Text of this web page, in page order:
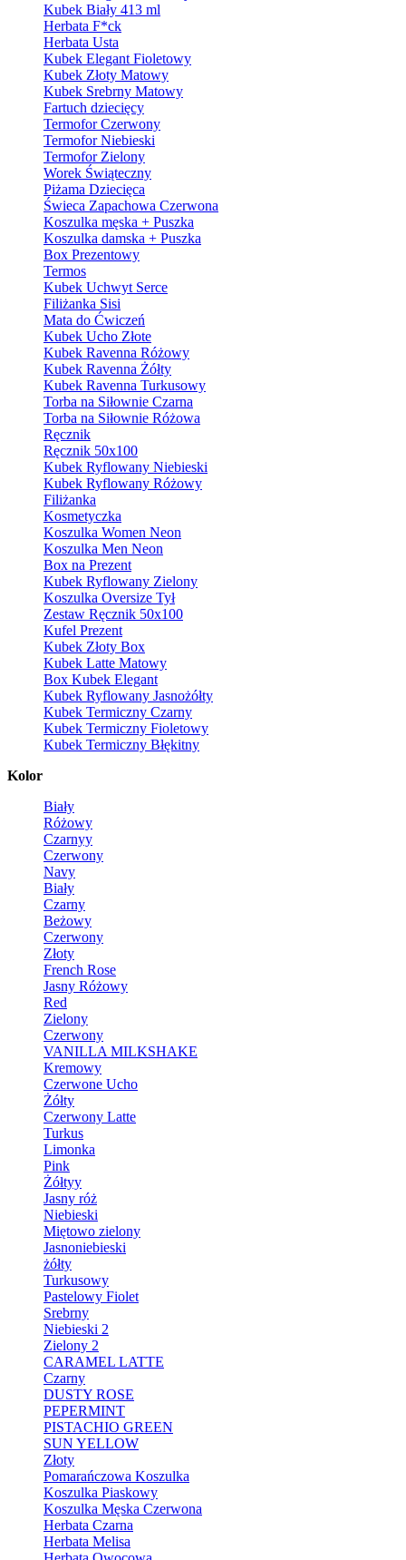
Kubek Biały 413 ml
Herbata F*ck
Herbata Usta
Kubek Elegant Fioletowy
Kubek Złoty Matowy
Kubek Srebrny Matowy
Fartuch dziecięcy
Termofor Czerwony
Termofor Niebieski
Termofor Zielony
Worek Świąteczny
Piżama Dziecięca
Świeca Zapachowa Czerwona
Koszulka męska + Puszka
Koszulka damska + Puszka
Box Prezentowy
Termos
Kubek Uchwyt Serce
Filiżanka Sisi
Mata do Ćwiczeń
Kubek Ucho Złote
Kubek Ravenna Różowy
Kubek Ravenna Żółty
Kubek Ravenna Turkusowy
Torba na Siłownie Czarna
Torba na Siłownie Różowa
Ręcznik
Ręcznik 50x100
Kubek Ryflowany Niebieski
Kubek Ryflowany Różowy
Filiżanka
Kosmetyczka
Koszulka Women Neon
Koszulka Men Neon
Box na Prezent
Kubek Ryflowany Zielony
Koszulka Oversize Tył
Zestaw Ręcznik 50x100
Kufel Prezent
Kubek Złoty Box
Kubek Latte Matowy
Box Kubek Elegant
Kubek Ryflowany Jasnożółty
Kubek Termiczny Czarny
Kubek Termiczny Fioletowy
Kubek Termiczny Błękitny
Kolor
Biały
Różowy
Czarnyy
Czerwony
Navy
Biały
Czarny
Beżowy
Czerwony
Złoty
French Rose
Jasny Różowy
Red
Zielony
Czerwony
VANILLA MILKSHAKE
Kremowy
Czerwone Ucho
Żółty
Czerwony Latte
Turkus
Limonka
Pink
Żółtyy
Jasny róż
Niebieski
Miętowo zielony
Jasnoniebieski
żółty
Turkusowy
Pastelowy Fiolet
Srebrny
Niebieski 2
Zielony 2
CARAMEL LATTE
Czarny
DUSTY ROSE
PEPERMINT
PISTACHIO GREEN
SUN YELLOW
Złoty
Pomarańczowa Koszulka
Koszulka Piaskowy
Koszulka Męska Czerwona
Herbata Czarna
Herbata Melisa